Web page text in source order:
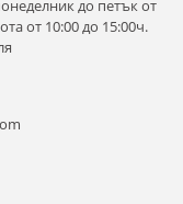
до петък от
от 10:00 до 15:00ч.